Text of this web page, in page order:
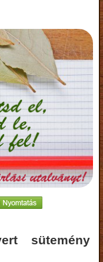
sütemény